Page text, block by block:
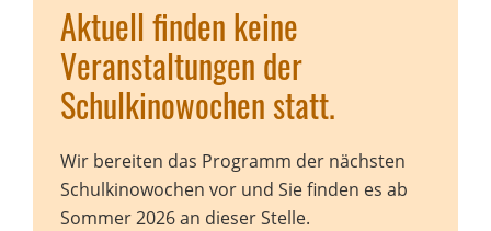
Aktuell finden keine
Veranstaltungen der
Schulkinowochen statt.
Wir bereiten das Programm der nächsten
Schulkinowochen vor und Sie finden es ab
Sommer 2026 an dieser Stelle.